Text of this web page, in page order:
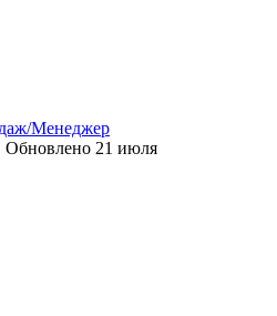
Менеджер
Обновлено 21 июля